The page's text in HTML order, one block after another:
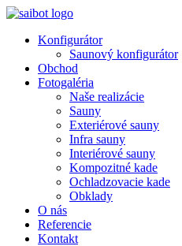
Preskočiť
obsah
Konfigurátor
Saunový konfigurátor
Obchod
Fotogaléria
Naše realizácie
Sauny
Exteriérové sauny
Infra sauny
Interiérové sauny
Kompozitné kade
Ochladzovacie kade
Obklady
O nás
Referencie
Kontakt